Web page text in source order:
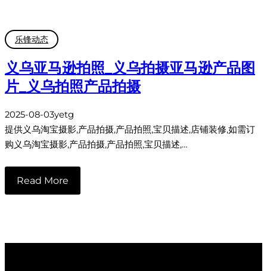
乐锋动态
义乌亚马逊拍照_义乌拍摄亚马逊产品图
片_义乌拍照产品拍摄
2025-08-03yetg
提供义乌淘宝摄影,产品拍摄,产品拍照,宝贝描述,店铺装修,如需订
购义乌淘宝摄影,产品拍摄,产品拍照,宝贝描述,…
Read More